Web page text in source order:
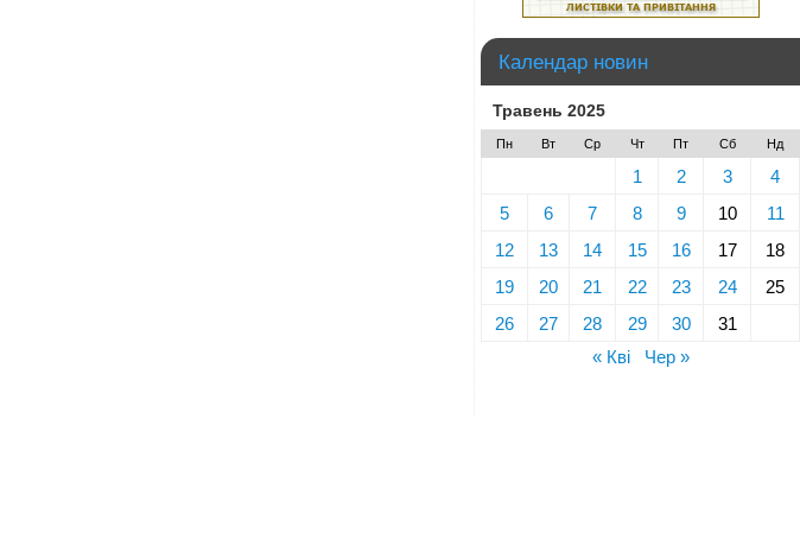
Календар новин
Травень 2025
Пн Вт Ср Чт Пт Сб Нд
1 2 3
4
5
6 7 8 9 10
11
12
13 14 15 16 17
18
19
20 21 22 23 24
25
26
27 28 29 30
31
« Кві
Чер »